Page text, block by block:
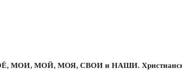
МОИ, МОЙ, МОЯ, СВОИ и НАШИ.